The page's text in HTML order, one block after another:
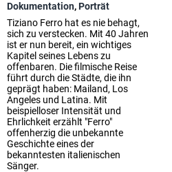
Dokumentation,Porträt
Tiziano Ferro hat es nie behagt,
sich zu verstecken. Mit 40 Jahren
ist er nun bereit, ein wichtiges
Kapitel seines Lebens zu
offenbaren. Die filmische Reise
führt durch die Städte, die ihn
geprägt haben: Mailand, Los
Angeles und Latina. Mit
beispielloser Intensität und
Ehrlichkeit erzählt "Ferro"
offenherzig die unbekannte
Geschichte eines der
bekanntesten italienischen
Sänger.